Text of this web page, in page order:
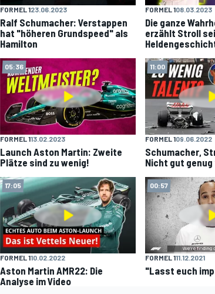
DTM
FORMEL 123.06.2023
Ralf Schumacher: Verstappen
hat "höheren Grundspeed" als
Hamilton
FORMEL 108.03.2023
Die ganze
erzählt Stroll
05:36
FORMEL 113.02.2023
Launch Aston Martin: Zweite
Plätze sind zu wenig!
11:00
FORMEL 109.06.2022
Schumacher,
Nicht gut genug
17:05
FORMEL 110.02.2022
Aston Martin AMR22: Die
Analyse im Video
00:57
FORMEL 111.12.2021
"Lasst euch